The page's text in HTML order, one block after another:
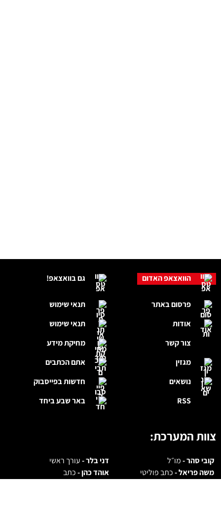
גם בוואצאפ!
תנאי שימוש
תנאי שימוש
מחיקת מידע
אתם הכתבים
חדשות בפייסבוק
באר שבע ביחד
הוואצאפ האדום
פרסום באתר
אודות
צור קשר
מגזין
נושאים
RSS
צוות המערכת:
קובי סהר -מו״ל דני בלר -עורך ראשי
משה פריאל -כתב פוליטי אוהד כהן -כתב